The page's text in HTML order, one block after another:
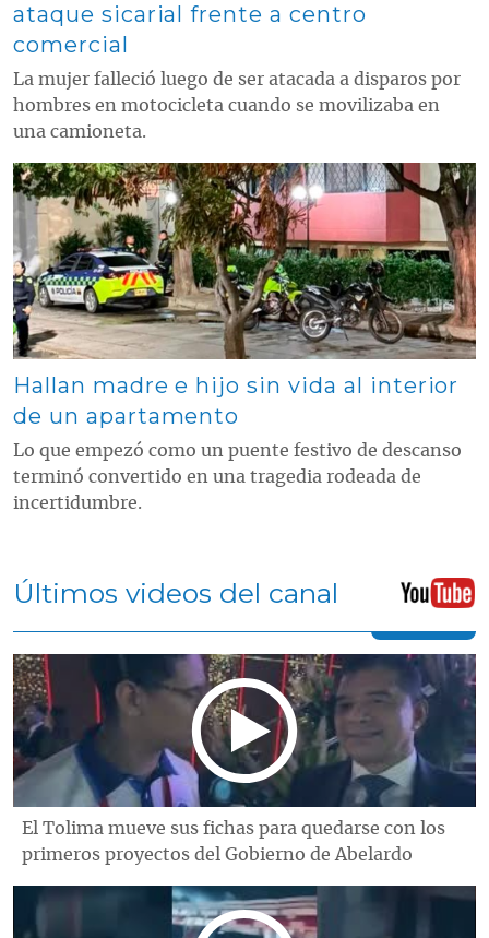
ataque sicarial frente a centro
comercial
La mujer falleció luego de ser atacada a disparos por
hombres en motocicleta cuando se movilizaba en
una camioneta.
Contenido multimedia principal
Hallan madre e hijo sin vida al interior
de un apartamento
Lo que empezó como un puente festivo de descanso
terminó convertido en una tragedia rodeada de
incertidumbre.
Últimos videos del canal
El Tolima mueve sus fichas para quedarse con los
primeros proyectos del Gobierno de Abelardo